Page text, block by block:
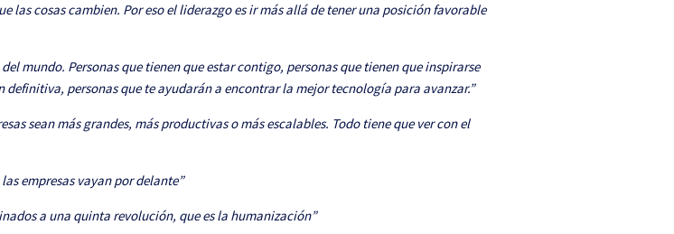
las cosas cambien. Por eso el liderazgo es ir más allá de tener una posición favorable
mundo. Personas que tienen que estar contigo, personas que tienen que inspirarse
personas que te ayudarán a encontrar la mejor tecnología para avanzar.”
sean más grandes, más productivas o más escalables. Todo tiene que ver con el
empresas vayan por delante”
a una quinta revolución, que es la humanización”